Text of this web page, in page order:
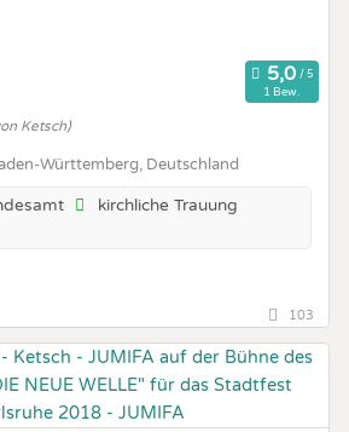
1 Bew.
Ketsch)
Württemberg, Deutschland
kirchliche Trauung
103